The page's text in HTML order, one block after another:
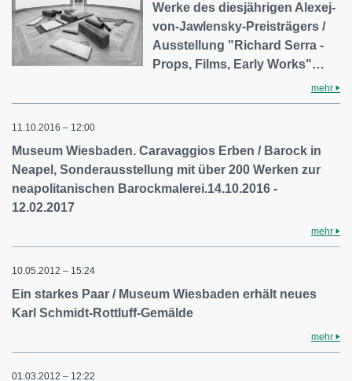
Werke des diesjährigen Alexej-
von-Jawlensky-Preisträgers /
Ausstellung "Richard Serra -
Props, Films, Early Works"…
mehr
11.10.2016 – 12:00
Museum Wiesbaden. Caravaggios Erben / Barock in
Neapel, Sonderausstellung mit über 200 Werken zur
neapolitanischen Barockmalerei.14.10.2016 -
12.02.2017
mehr
10.05.2012 – 15:24
Ein starkes Paar / Museum Wiesbaden erhält neues
Karl Schmidt-Rottluff-Gemälde
mehr
01.03.2012 – 12:22